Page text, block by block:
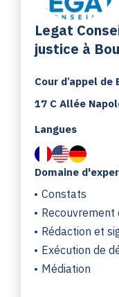
Legat
justice à
Cour d’appel de
17 C Allée
Domaine
Constats
Recouvrement
Rédaction et
Exécution de
Médiation
Langues